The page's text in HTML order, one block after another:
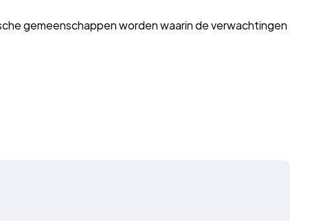
gemeenschappen worden waarin de verwachtingen